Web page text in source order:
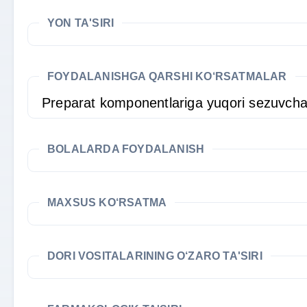
YON TA'SIRI
FOYDALANISHGA QARSHI KO‘RSATMALAR
Preparat komponentlariga yuqori
BOLALARDA FOYDALANISH
MAXSUS KO‘RSATMA
DORI VOSITALARINING O‘ZARO TA'SIRI